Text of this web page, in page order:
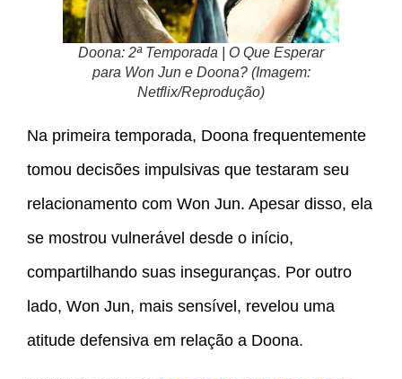
Doona: 2ª Temporada | O Que Esperar
para Won Jun e Doona? (Imagem:
Netflix/Reprodução)
Na primeira temporada, Doona frequentemente
tomou decisões impulsivas que testaram seu
relacionamento com Won Jun. Apesar disso, ela
se mostrou vulnerável desde o início,
compartilhando suas inseguranças. Por outro
lado, Won Jun, mais sensível, revelou uma
atitude defensiva em relação a Doona.